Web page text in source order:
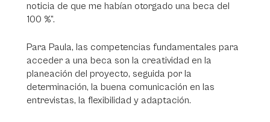
noticia de que me habían otorgado una beca del
100 %”.
Para Paula, las competencias fundamentales para
acceder a una beca son la creatividad en la
planeación del proyecto, seguida por la
determinación, la buena comunicación en las
entrevistas, la flexibilidad y adaptación.